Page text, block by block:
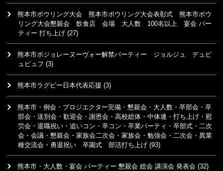
熊本市ボウリング大会 熊本市ボウリング大会表彰式 熊本市ボウ
リング大会懇親会 飲食店 会場 大人数 100名以上 宴会 パー
ティー 打ち上げ (27)
熊本市ボジョレーヌーヴォー解禁パーティー ジョルジュ デュビ
ュビュフ (3)
熊本市ラグビー日本代表応援 (3)
熊本市・例会・プロジエクター完備・懇親会・大人数・卒部会・卒
部会・送別会・歓迎会・謝恩会・高校総体・中体連・打ち上げ・慰
労会・退職祝い・追いコン・卒コン・卒業パーティ・卒部式・二次
会・会議・懇親会・家族会二次会・家族会・勉強会・二次会・異業
種交流会・勇退祝い 卒園式 部活打ち上げ (93)
熊本市・大人数・宴会 パーティー 懇親会 総会 講演会 発表会 (32)